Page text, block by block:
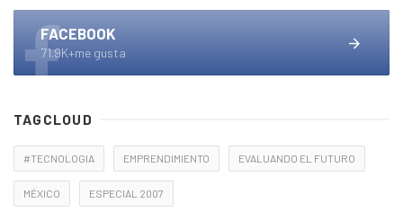
FACEBOOK
71.9K+me gusta
TAGCLOUD
#TECNOLOGIA EMPRENDIMIENTO EVALUANDO EL FUTURO
MÉXICO ESPECIAL 2007